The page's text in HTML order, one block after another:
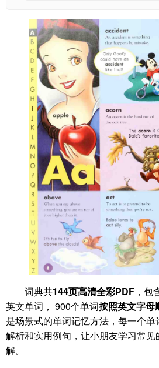
词典共144页高清全彩PDF ，包
英文单词， 900个单词按照英文字母
是场景式的单词记忆方法，每一个
解析和实用例句，让小朋友学习常
解。